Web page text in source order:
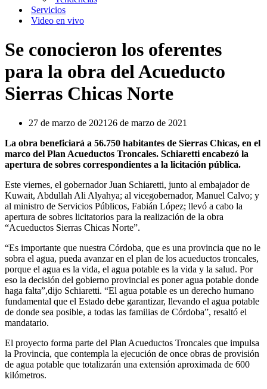
Servicios
Video en vivo
Se conocieron los oferentes
para la obra del Acueducto
Sierras Chicas Norte
27 de marzo de 2021 26 de marzo de 2021
La obra beneficiará a 56.750 habitantes de Sierras Chicas, en el
marco del Plan Acueductos Troncales. Schiaretti encabezó la
apertura de sobres correspondientes a la licitación pública.
Este viernes, el gobernador Juan Schiaretti, junto al embajador de
Kuwait, Abdullah Ali Alyahya; al vicegobernador, Manuel Calvo; y
al ministro de Servicios Públicos, Fabián López; llevó a cabo la
apertura de sobres licitatorios para la realización de la obra
“Acueductos Sierras Chicas Norte”.
“Es importante que nuestra Córdoba, que es una provincia que no le
sobra el agua, pueda avanzar en el plan de los acueductos troncales,
porque el agua es la vida, el agua potable es la vida y la salud. Por
eso la decisión del gobierno provincial es poner agua potable donde
haga falta”,dijo Schiaretti. “El agua potable es un derecho humano
fundamental que el Estado debe garantizar, llevando el agua potable
de donde sea posible, a todas las familias de Córdoba”, resaltó el
mandatario.
El proyecto forma parte del Plan Acueductos Troncales que impulsa
la Provincia, que contempla la ejecución de once obras de provisión
de agua potable que totalizarán una extensión aproximada de 600
kilómetros.